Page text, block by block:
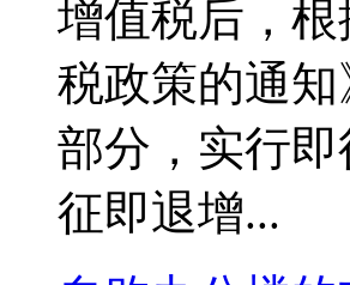
增值税后，
税政策的通
部分，实行
征即退增...